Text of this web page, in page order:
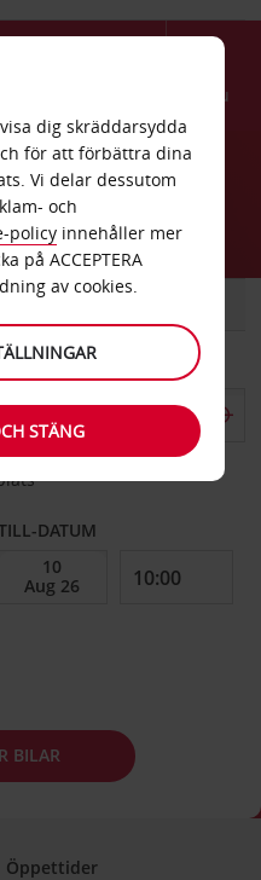
Menu
flygplats
DATUM
BILAR
Öppettider
dig skräddarsydda
för att förbättra dina
Vi delar dessutom
och
policy innehåller mer
på ACCEPTERA
av cookies.
STÄNG